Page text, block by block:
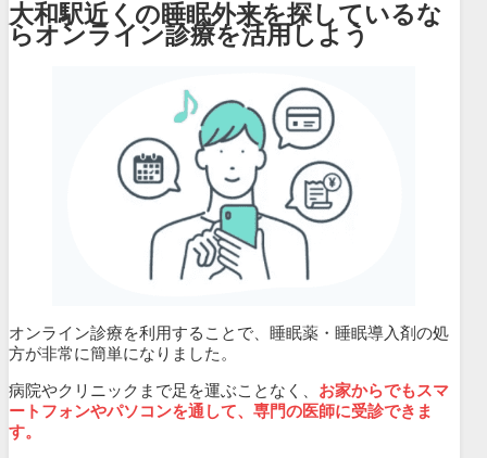
大和駅近くの睡眠外来を探しているな
らオンライン診療を活用しよう
オンライン診療を利用することで、睡眠薬・睡眠導入剤の処
方が非常に簡単になりました。
病院やクリニックまで足を運ぶことなく、 お家からでもスマ
ートフォンやパソコンを通して、専門の医師に受診できま
す。